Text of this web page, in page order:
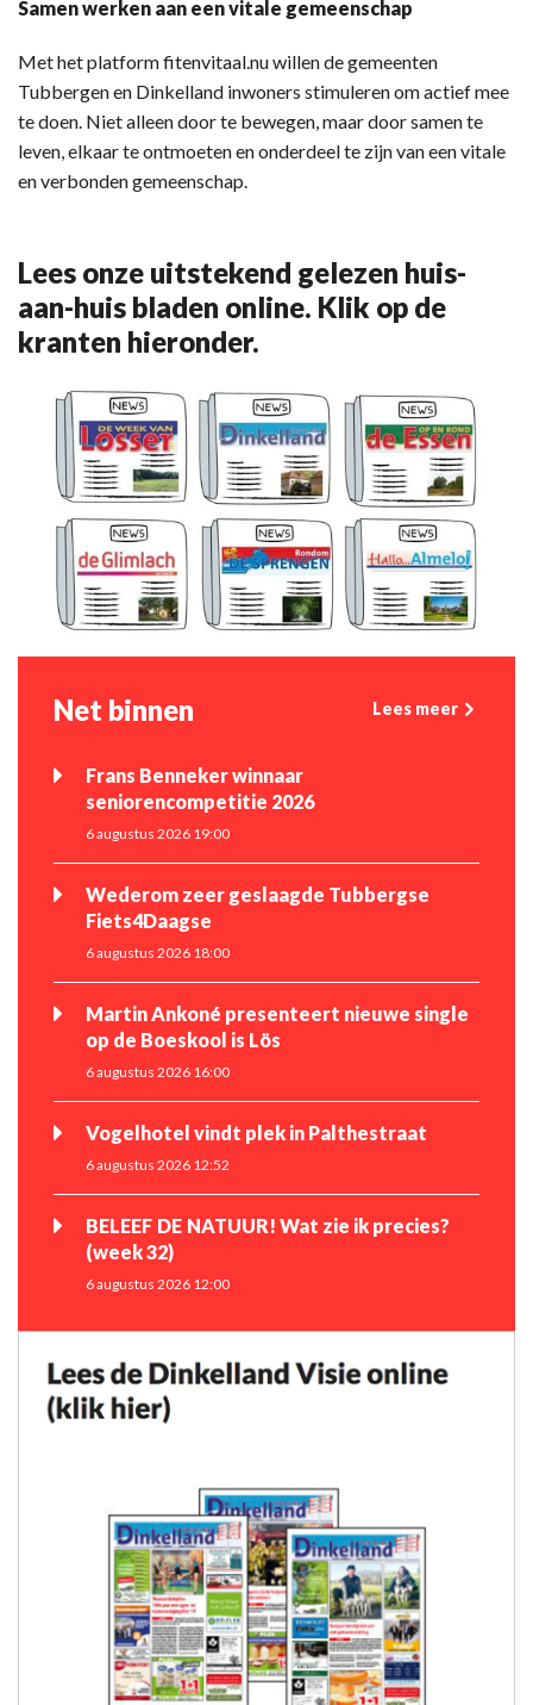
Samen werken aan een vitale gemeenschap
Met het platform fitenvitaal.nu willen de gemeenten
Tubbergen en Dinkelland inwoners stimuleren om actief mee
te doen. Niet alleen door te bewegen, maar door samen te
leven, elkaar te ontmoeten en onderdeel te zijn van een vitale
en verbonden gemeenschap.
Lees onze uitstekend gelezen huis-
aan-huis bladen online. Klik op de
kranten hieronder.
Net binnen Lees meer
Frans Benneker winnaar
seniorencompetitie 2026
6 augustus 2026 19:00
Wederom zeer geslaagde Tubbergse
Fiets4Daagse
6 augustus 2026 18:00
Martin Ankoné presenteert nieuwe single
op de Boeskool is Lös
6 augustus 2026 16:00
Vogelhotel vindt plek in Palthestraat
6 augustus 2026 12:52
BELEEF DE NATUUR! Wat zie ik precies?
(week 32)
6 augustus 2026 12:00